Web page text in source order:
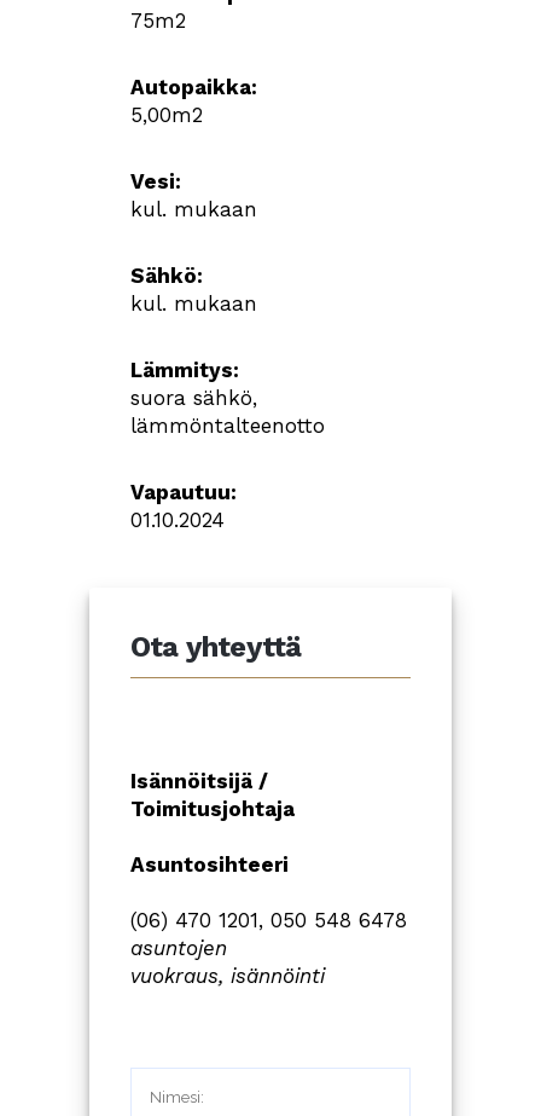
75m2
Autopaikka:
5,00m2
Vesi:
kul. mukaan
Sähkö:
kul. mukaan
Lämmitys:
suora sähkö,
lämmöntalteenotto
Vapautuu:
01.10.2024
Ota yhteyttä
Isännöitsijä /
Toimitusjohtaja
Asuntosihteeri
(06) 470 1201, 050 548 6478
asuntojen
vuokraus, isännöinti